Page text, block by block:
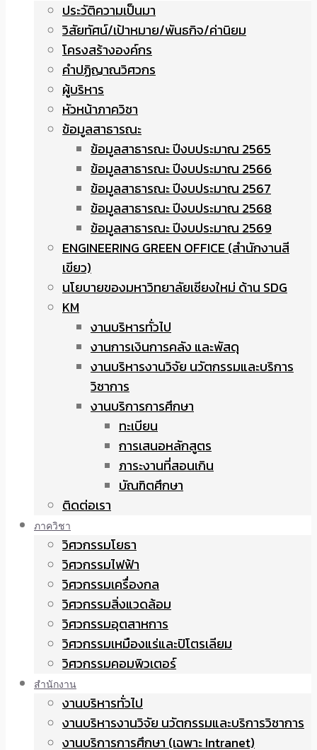
ประวัติความเป็นมา
วิสัยทัศน์/เป้าหมาย/พันธกิจ/ค่านิยม
โครงสร้างองค์กร
คำปฏิญาณวิศวกร
ผู้บริหาร
หัวหน้าภาควิชา
ข้อมูลสาธารณะ
ข้อมูลสาธารณะ ปีงบประมาณ 2565
ข้อมูลสาธารณะ ปีงบประมาณ 2566
ข้อมูลสาธารณะ ปีงบประมาณ 2567
ข้อมูลสาธารณะ ปีงบประมาณ 2568
ข้อมูลสาธารณะ ปีงบประมาณ 2569
ENGINEERING GREEN OFFICE (สำนักงานสี
เขียว)
นโยบายของมหาวิทยาลัยเชียงใหม่ ด้าน SDG
KM
งานบริหารทั่วไป
งานการเงินการคลัง และพัสดุ
งานบริหารงานวิจัย นวัตกรรมและบริการ
วิชาการ
งานบริการการศึกษา
ทะเบียน
การเสนอหลักสูตร
ภาระงานที่สอนเกิน
บัณฑิตศึกษา
ติดต่อเรา
ภาควิชา
วิศวกรรมโยธา
วิศวกรรมไฟฟ้า
วิศวกรรมเครื่องกล
วิศวกรรมสิ่งแวดล้อม
วิศวกรรมอุตสาหการ
วิศวกรรมเหมืองแร่และปิโตรเลียม
วิศวกรรมคอมพิวเตอร์
สำนักงาน
งานบริหารทั่วไป
งานบริหารงานวิจัย นวัตกรรมและบริการวิชาการ
งานบริการการศึกษา (เฉพาะ Intranet)